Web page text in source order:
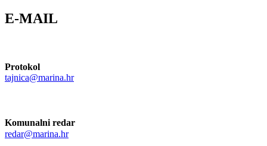
E-MAIL
Protokol
tajnica@marina.hr
Komunalni redar
redar@marina.hr